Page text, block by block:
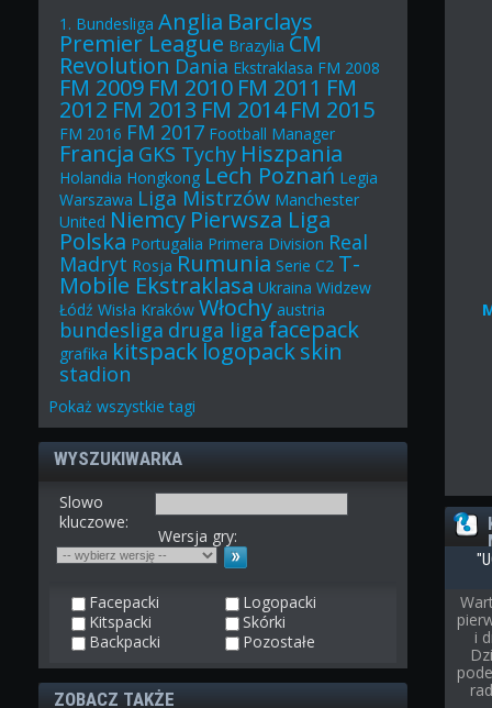
1. Bundesliga Anglia Barclays
Premier League Brazylia CM
Revolution Dania Ekstraklasa FM 2008
FM 2009 FM 2010 FM 2011 FM
2012 FM 2013 FM 2014 FM 2015
FM 2016 FM 2017 Football Manager
Francja GKS Tychy Hiszpania
Holandia Hongkong Lech Poznań Legia
Warszawa Liga Mistrzów Manchester
United Niemcy Pierwsza Liga
Polska Portugalia Primera Division Real
Madryt Rosja Rumunia Serie C2 T-
Mobile Ekstraklasa Ukraina Widzew
Łódź Wisła Kraków Włochy austria
bundesliga druga ligafacepack
grafika kitspacklogopackskin
stadion
Pokażwszystkie tagi
WYSZUKIWARKA
Slowo
kluczowe:
Wersja gry:
Facepacki
Logopacki
Kitspacki
Skórki
Backpacki
Pozostałe
ZOBACZ TAKŻE
i